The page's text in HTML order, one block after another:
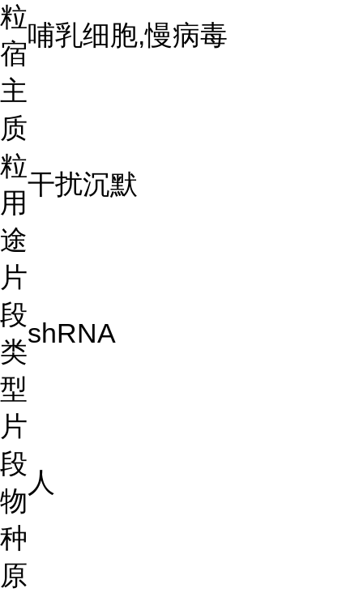
粒
宿
主
哺乳细胞,慢病毒
质
粒
用
途
干扰沉默
片
段
类
型
shRNA
片
段
物
种
人
原